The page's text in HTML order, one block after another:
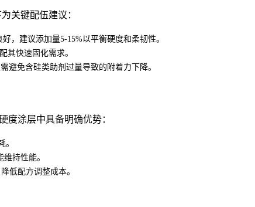
关键配伍建议：
，建议添加量5-15%以平衡硬度和柔韧性。
其快速固化需求。
避免含硅类助剂过量导致的附着力下降。
度涂层中具备明确优势：
。
持性能。
低配方调整成本。